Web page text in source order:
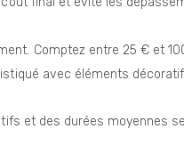
Comptez entre 25 € et
avec éléments
et des durées moyennes